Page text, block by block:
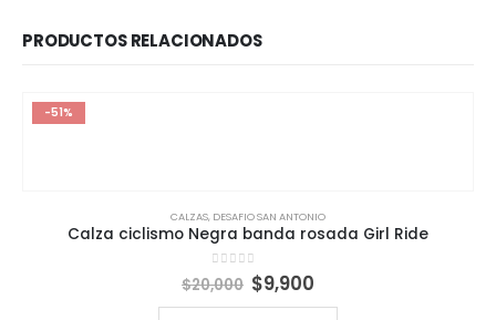
PRODUCTOS RELACIONADOS
-51%
CALZAS, DESAFIO SAN ANTONIO
Calza ciclismo Negra banda rosada Girl Ride
0out of 5
$20,000 El
precio
$9,900El
precio